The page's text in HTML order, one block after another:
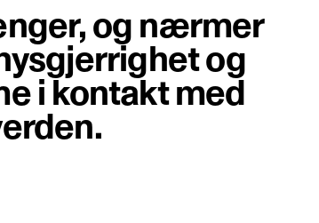
og nærmer
og
i kontakt med